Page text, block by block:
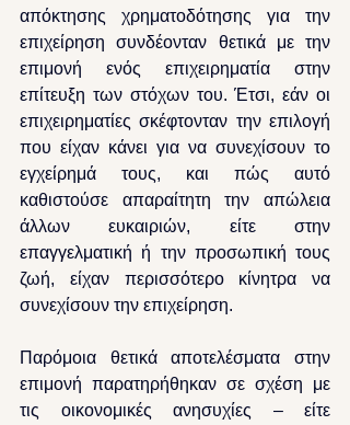
απόκτησης χρηματοδότησης για την
επιχείρηση συνδέονταν θετικά με την
επιμονή ενός επιχειρηματία στην
επίτευξη των στόχων του. Έτσι, εάν οι
επιχειρηματίες σκέφτονταν την επιλογή
που είχαν κάνει για να συνεχίσουν το
εγχείρημά τους, και πώς αυτό
καθιστούσε απαραίτητη την απώλεια
άλλων ευκαιριών, είτε στην
επαγγελματική ή την προσωπική τους
ζωή, είχαν περισσότερο κίνητρα να
συνεχίσουν την επιχείρηση.
Παρόμοια θετικά αποτελέσματα στην
επιμονή παρατηρήθηκαν σε σχέση με
τις οικονομικές ανησυχίες – είτε